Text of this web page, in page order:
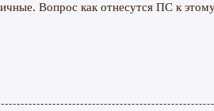
Вопрос как отнесутся ПС к